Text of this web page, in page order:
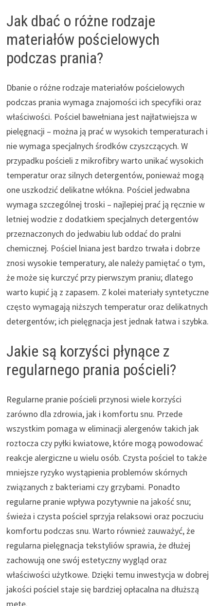
Jak dbać o różne rodzaje
materiałów pościelowych
podczas prania?
Dbanie o różne rodzaje materiałów pościelowych
podczas prania wymaga znajomości ich specyfiki oraz
właściwości. Pościel bawełniana jest najłatwiejsza w
pielęgnacji – można ją prać w wysokich temperaturach i
nie wymaga specjalnych środków czyszczących. W
przypadku pościeli z mikrofibry warto unikać wysokich
temperatur oraz silnych detergentów, ponieważ mogą
one uszkodzić delikatne włókna. Pościel jedwabna
wymaga szczególnej troski – najlepiej prać ją ręcznie w
letniej wodzie z dodatkiem specjalnych detergentów
przeznaczonych do jedwabiu lub oddać do pralni
chemicznej. Pościel lniana jest bardzo trwała i dobrze
znosi wysokie temperatury, ale należy pamiętać o tym,
że może się kurczyć przy pierwszym praniu; dlatego
warto kupić ją z zapasem. Z kolei materiały syntetyczne
często wymagają niższych temperatur oraz delikatnych
detergentów; ich pielęgnacja jest jednak łatwa i szybka.
Jakie są korzyści płynące z
regularnego prania pościeli?
Regularne pranie pościeli przynosi wiele korzyści
zarówno dla zdrowia, jak i komfortu snu. Przede
wszystkim pomaga w eliminacji alergenów takich jak
roztocza czy pyłki kwiatowe, które mogą powodować
reakcje alergiczne u wielu osób. Czysta pościel to także
mniejsze ryzyko wystąpienia problemów skórnych
związanych z bakteriami czy grzybami. Ponadto
regularne pranie wpływa pozytywnie na jakość snu;
świeża i czysta pościel sprzyja relaksowi oraz poczuciu
komfortu podczas snu. Warto również zauważyć, że
regularna pielęgnacja tekstyliów sprawia, że dłużej
zachowują one swój estetyczny wygląd oraz
właściwości użytkowe. Dzięki temu inwestycja w dobrej
jakości pościel staje się bardziej opłacalna na dłuższą
metę.